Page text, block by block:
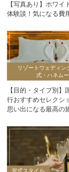
【写真あり】ホワイ
体験談！気になる費
リゾートウェディン
式・ハネム
【目的・タイプ別】
行おすすめセレクシ
思い出になる最高の
挙式スタイル